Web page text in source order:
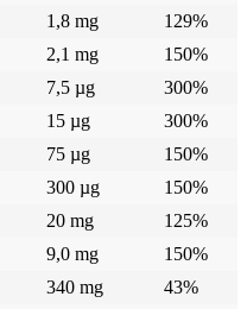
1,8 mg
129%
2,1 mg
150%
7,5 µg
300%
15 µg
300%
75 µg
150%
300 µg
150%
20 mg
125%
9,0 mg
150%
340 mg
43%